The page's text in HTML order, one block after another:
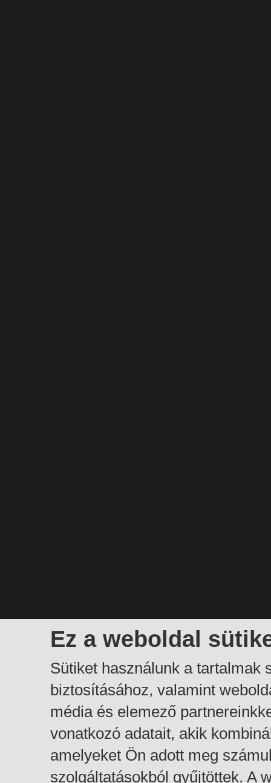
Ez a weboldal
Sütiket használunk a tartalmak
biztosításához, valamint
média és elemező
vonatkozó adatait, akik
amelyeket Ön adott meg
szolgáltatásokból gyűjtöttek. A